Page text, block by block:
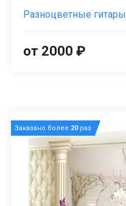
Разноцветные гитары
от 2000 ₽
Заказано более 20раз